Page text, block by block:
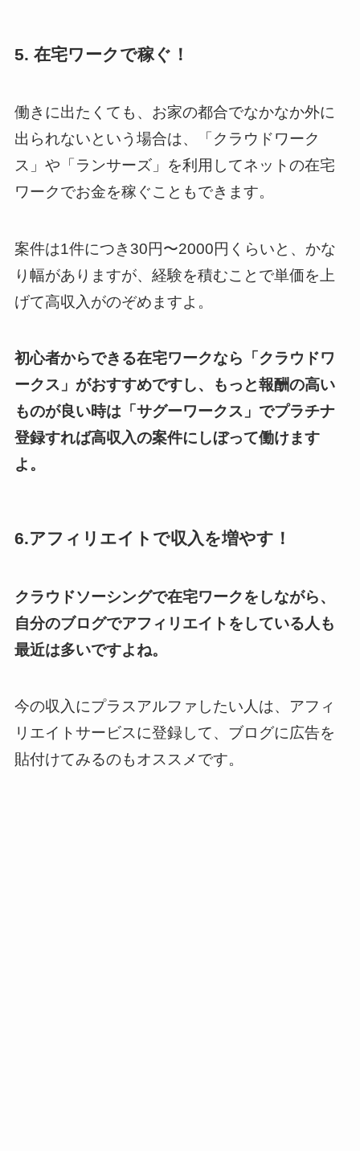
5. 在宅ワークで稼ぐ！
働きに出たくても、お家の都合でなかなか外に
出られないという場合は、「クラウドワーク
ス」や「ランサーズ」を利用してネットの在宅
ワークでお金を稼ぐこともできます。
案件は1件につき30円〜2000円くらいと、かな
り幅がありますが、経験を積むことで単価を上
げて高収入がのぞめますよ。
初心者からできる在宅ワークなら「クラウドワ
ークス」がおすすめですし、もっと報酬の高い
ものが良い時は「サグーワークス」でプラチナ
登録すれば高収入の案件にしぼって働けます
よ。
6.アフィリエイトで収入を増やす！
クラウドソーシングで在宅ワークをしながら、
自分のブログでアフィリエイトをしている人も
最近は多いですよね。
今の収入にプラスアルファしたい人は、アフィ
リエイトサービスに登録して、ブログに広告を
貼付けてみるのもオススメです。